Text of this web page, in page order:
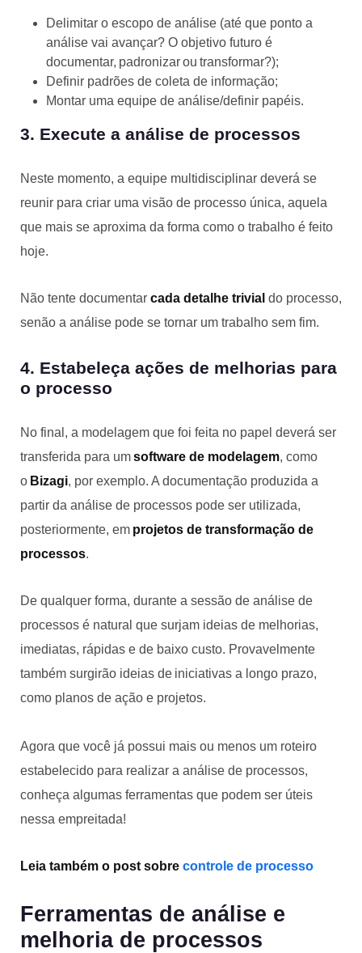
Delimitar o escopo de análise (até que ponto a
análise vai avançar? O objetivo futuro é
documentar, padronizar ou transformar?);
Definir padrões de coleta de informação;
Montar uma equipe de análise/definir papéis.
3. Execute a análise de processos
Neste momento, a equipe multidisciplinar deverá se
reunir para criar uma visão de processo única, aquela
que mais se aproxima da forma como o trabalho é feito
hoje.
Não tente documentar cada detalhe trivial do processo,
senão a análise pode se tornar um trabalho sem fim.
4. Estabeleça ações de melhorias para
o processo
No final, a modelagem que foi feita no papel deverá ser
transferida para umsoftware de modelagem, como
o Bizagi, por exemplo. A documentação produzida a
partir da análise de processos pode ser utilizada,
posteriormente, em projetos de transformação de
processos.
De qualquer forma, durante a sessão de análise de
processos é natural que surjam ideias de melhorias,
imediatas, rápidas e de baixo custo. Provavelmente
também surgirão ideias de iniciativas a longo prazo,
como planos de ação e projetos.
Agora que você já possui mais ou menos um roteiro
estabelecido para realizar a análise de processos,
conheça algumas ferramentas que podem ser úteis
nessa empreitada!
Leia também o post sobre controle de processo
Ferramentas de análise e
melhoria de processos